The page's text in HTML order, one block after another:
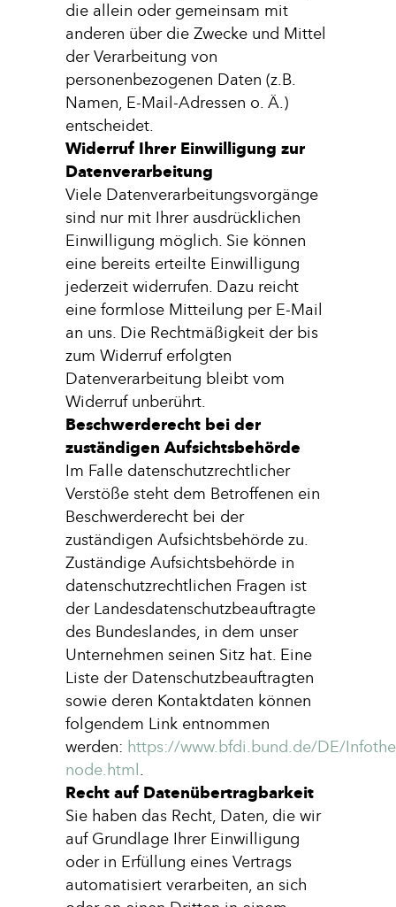
die allein oder gemeinsam mit
anderen über die Zwecke und Mittel
der Verarbeitung von
personenbezogenen Daten (z.B.
Namen, E-Mail-Adressen o. Ä.)
entscheidet.
Widerruf Ihrer Einwilligung zur
Datenverarbeitung
Viele Datenverarbeitungsvorgänge
sind nur mit Ihrer ausdrücklichen
Einwilligung möglich. Sie können
eine bereits erteilte Einwilligung
jederzeit widerrufen. Dazu reicht
eine formlose Mitteilung per E-Mail
an uns. Die Rechtmäßigkeit der bis
zum Widerruf erfolgten
Datenverarbeitung bleibt vom
Widerruf unberührt.
Beschwerderecht bei der
zuständigen Aufsichtsbehörde
Im Falle datenschutzrechtlicher
Verstöße steht dem Betroffenen ein
Beschwerderecht bei der
zuständigen Aufsichtsbehörde zu.
Zuständige Aufsichtsbehörde in
datenschutzrechtlichen Fragen ist
der Landesdatenschutzbeauftragte
des Bundeslandes, in dem unser
Unternehmen seinen Sitz hat. Eine
Liste der Datenschutzbeauftragten
sowie deren Kontaktdaten können
folgendem Link entnommen
werden: https://www.bfdi.bund.de/DE/
node.html.
Recht auf Datenübertragbarkeit
Sie haben das Recht, Daten, die wir
auf Grundlage Ihrer Einwilligung
oder in Erfüllung eines Vertrags
automatisiert verarbeiten, an sich